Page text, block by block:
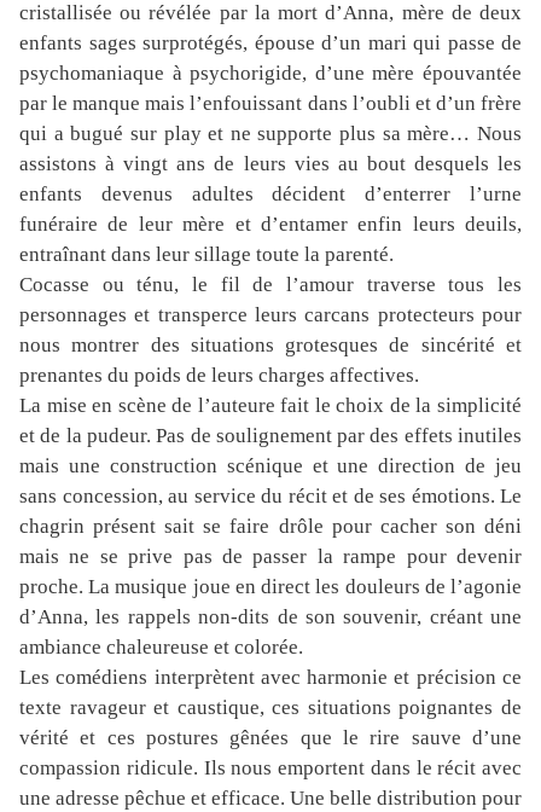
cristallisée ou révélée par la mort d’Anna, mère de deux
enfants sages surprotégés, épouse d’un mari qui passe de
psychomaniaque à psychorigide, d’une mère épouvantée
par le manque mais l’enfouissant dans l’oubli et d’un frère
qui a bugué sur play et ne supporte plus sa mère… Nous
assistons à vingt ans de leurs vies au bout desquels les
enfants devenus adultes décident d’enterrer l’urne
funéraire de leur mère et d’entamer enfin leurs deuils,
entraînant dans leur sillage toute la parenté.
Cocasse ou ténu, le fil de l’amour traverse tous les
personnages et transperce leurs carcans protecteurs pour
nous montrer des situations grotesques de sincérité et
prenantes du poids de leurs charges affectives.
La mise en scène de l’auteure fait le choix de la simplicité
et de la pudeur. Pas de soulignement par des effets inutiles
mais une construction scénique et une direction de jeu
sans concession, au service du récit et de ses émotions. Le
chagrin présent sait se faire drôle pour cacher son déni
mais ne se prive pas de passer la rampe pour devenir
proche. La musique joue en direct les douleurs de l’agonie
d’Anna, les rappels non-dits de son souvenir, créant une
ambiance chaleureuse et colorée.
Les comédiens interprètent avec harmonie et précision ce
texte ravageur et caustique, ces situations poignantes de
vérité et ces postures gênées que le rire sauve d’une
compassion ridicule. Ils nous emportent dans le récit avec
une adresse pêchue et efficace. Une belle distribution pour